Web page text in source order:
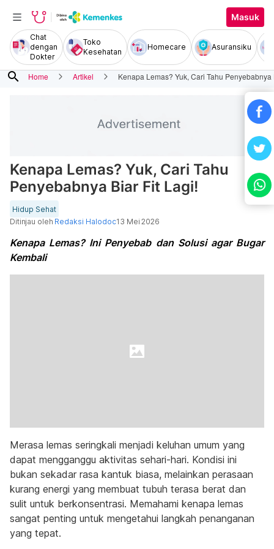
Masuk
Chat
dengan
Dokter
Toko
Kesehatan
Homecare Asuransiku
search Home Artikel Kenapa Lemas? Yuk, Cari Tahu Penyebabnya
Kenapa Lemas? Yuk, Cari Tahu
Penyebabnya Biar Fit Lagi!
Hidup Sehat
Ditinjau oleh Redaksi Halodoc13 Mei 2026
Kenapa Lemas? Ini Penyebab dan Solusi agar Bugar
Kembali
Merasa lemas seringkali menjadi keluhan umum yang
dapat mengganggu aktivitas sehari-hari. Kondisi ini
bukan sekadar rasa kantuk biasa, melainkan perasaan
kurang energi yang membuat tubuh terasa berat dan
sulit untuk berkonsentrasi. Memahami kenapa lemas
sangat penting untuk mengetahui langkah penanganan
yang tepat.